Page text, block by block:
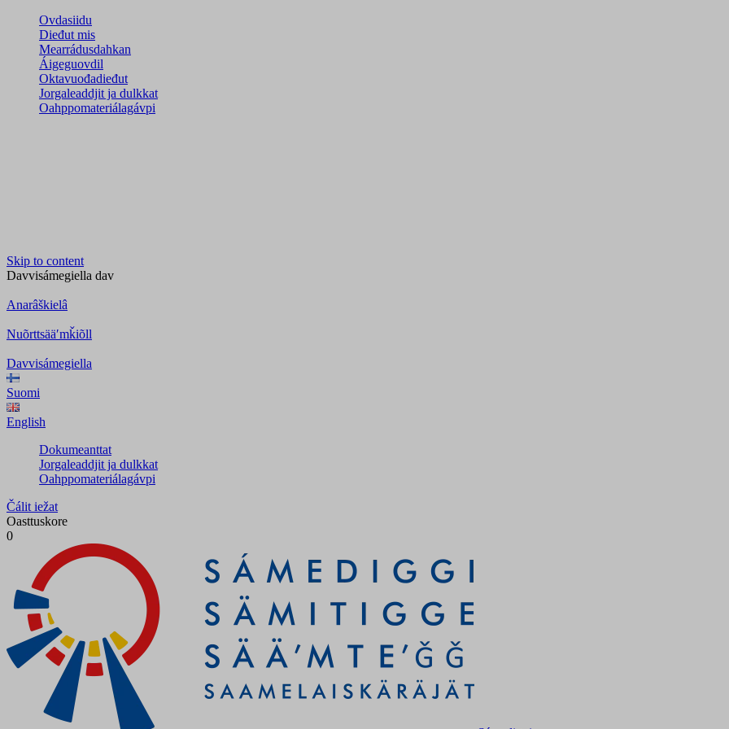
Ovdasiidu
Dieđut mis
Mearrádusdahkan
Áigeguovdil
Oktavuođadieđut
Jorgaleaddjit ja dulkkat
Oahppomateriálagávpi
Skip to content
Davvisámegiella dav
Anarâškielâ
Nuõrttsääʹmǩiõll
Davvisámegiella
Suomi
English
Dokumeanttat
Jorgaleaddjit ja dulkkat
Oahppomateriálagávpi
Čálit iežat
Oasttuskore
0